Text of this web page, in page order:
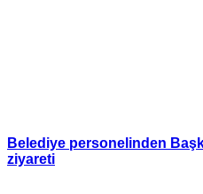
Belediye personelinden
ziyareti